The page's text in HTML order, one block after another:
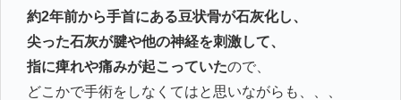
約2年前から手首にある豆状骨が石灰化し、
尖った石灰が腱や他の神経を刺激して、
指に痺れや痛みが起こっていたので、
どこかで手術をしなくてはと思いながらも、、、